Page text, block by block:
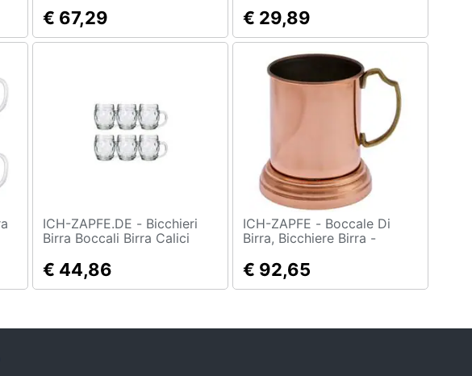
Ml
€ 67,29 € 29,89
ICH-ZAPFE.DE - Bicchieri
Birra Boccali Birra Calici
Litri
€ 44,86
ICH-ZAPFE - Boccale Di
Birra, Bicchiere Birra -
€ 92,65